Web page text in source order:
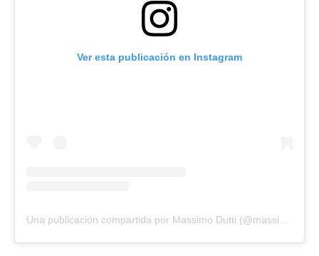
Ver esta publicación en Instagram
Una publicación compartida por Massimo Dutti (@massimodutti)